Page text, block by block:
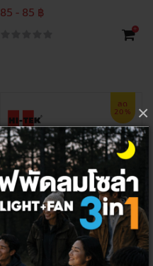
×
85 - 85 ฿
+
ลด
20%